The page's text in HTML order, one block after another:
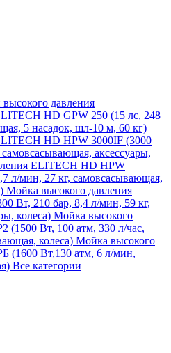
давления
HD GPW 250 (15 лс, 248
5 насадок, шл-10 м, 60 кг)
HD HPW 3000IF (3000
аксессуары,
ELITECH HD HPW
л/мин, 27 кг, самовсасывающая,
Мойка высокого давления
Вт, 210 бар, 8,4 л/мин, 59 кг,
колеса) Мойка высокого
(1500 Вт, 100 атм, 330 л/час,
колеса) Мойка высокого
(1600 Вт,130 атм, 6 л/мин,
Все категории